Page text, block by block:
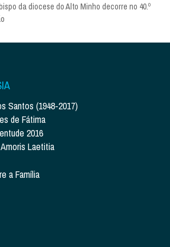
da diocese do Alto Minho decorre no 40.º
Santos (1948-2017)
de Fátima
2016
Laetitia
a Família